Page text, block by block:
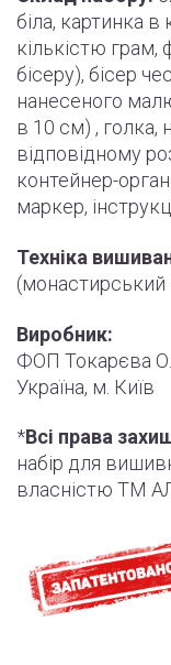
біла, картинка в
кількістю грам,
бісеру), бісер
нанесеного
в 10 см) , голка,
відповідному
контейнер-
маркер,
Техніка
Виробник:
ФОП Токарєва
Україна, м. Київ
*Всі права
набір для
власністю ТМ